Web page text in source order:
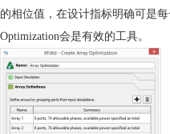
的相位值，在设计指标明确可是每
Optimization会是有效的工具。